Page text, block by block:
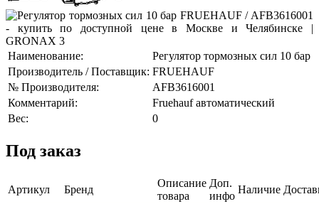
Наименование:
Регулятор тормозных сил 10 бар
Производитель / Поставщик: FRUEHAUF
№ Производителя:
AFB3616001
Комментарий:
Fruehauf автоматический
Вес:
0
Под заказ
Артикул Бренд
Описание
товара
Доп.
инфо
Наличие